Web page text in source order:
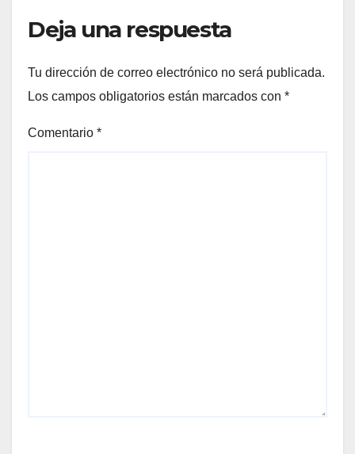
Deja una respuesta
Tu dirección de correo electrónico no será publicada.
Los campos obligatorios están marcados con *
Comentario *